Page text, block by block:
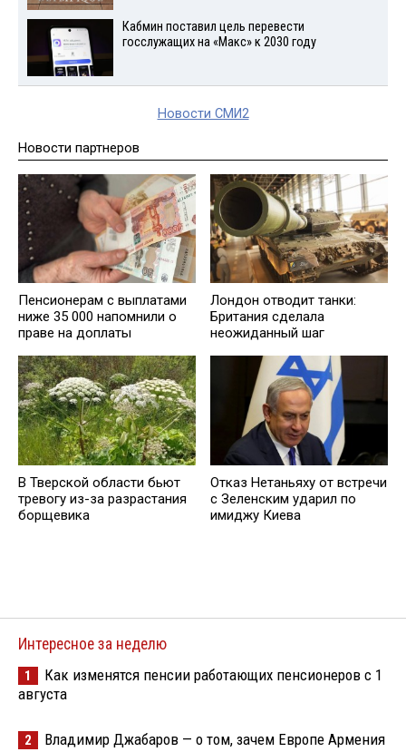
Кабмин поставил цель перевести
госслужащих на «Макс» к 2030 году
Новости СМИ2
Новости партнеров
Пенсионерам с выплатами
ниже 35 000 напомнили о
праве на доплаты
Лондон отводит танки:
Британия сделала
неожиданный шаг
В Тверской области бьют
тревогу из-за разрастания
борщевика
Отказ Нетаньяху от встречи
с Зеленским ударил по
имиджу Киева
Интересное за неделю
1
Как изменятся пенсии работающих пенсионеров с 1
августа
2 Владимир Джабаров — о том, зачем Европе Армения